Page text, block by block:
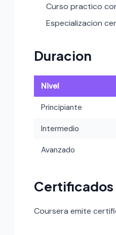
Curso practico
Especializacion
Duracion
Nivel
Principiante
Intermedio
Avanzado
Certificados
Coursera emite